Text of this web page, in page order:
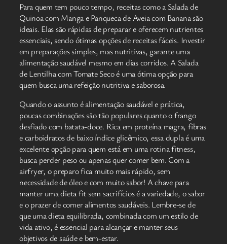
Para quem tem pouco tempo, receitas como a Salada de
Quinoa com Manga e Panqueca de Aveia com Banana são
ideais. Elas são rápidas de preparar e oferecem nutrientes
essenciais, sendo ótimas opções de receitas fáceis. Investir
em preparações simples, mas nutritivas, garante uma
alimentação saudável mesmo em dias corridos. A Salada
de Lentilha com Tomate Seco é uma ótima opção para
quem busca uma refeição nutritiva e saborosa.
Quando o assunto é alimentação saudável e prática,
poucas combinações são tão populares quanto o frango
desfiado com batata-doce. Rica em proteína magra, fibras
e carboidratos de baixo índice glicêmico, essa dupla é uma
excelente opção para quem está em uma rotina fitness,
busca perder peso ou apenas quer comer bem. Com a
airfryer, o preparo fica muito mais rápido, sem
necessidade de óleo e com muito sabor! A chave para
manter uma dieta fit sem sacrifícios é a variedade, o sabor
e o prazer de comer alimentos saudáveis. Lembre-se de
que uma dieta equilibrada, combinada com um estilo de
vida ativo, é essencial para alcançar e manter seus
objetivos de saúde e bem-estar.